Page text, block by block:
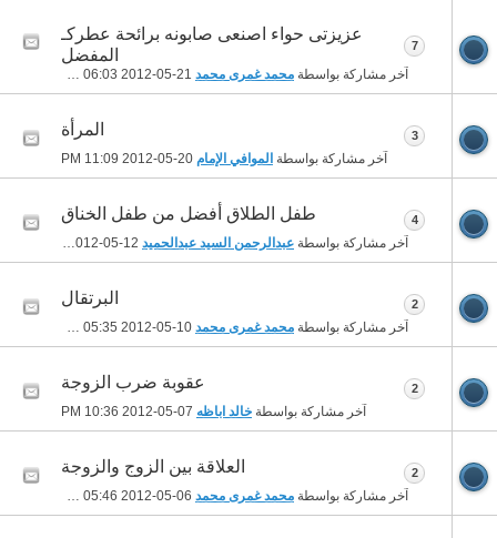
عزيزتى حواء اصنعى صابونه برائحة عطركـ
المفضل
آخر مشاركة بواسطة محمد غمرى محمد 06:03 PM
7
المرأة
آخر مشاركة بواسطة الموافي الإمام 11:09 PM
3
طفل الطلاق أفضل من طفل الخناق
آخر مشاركة بواسطة عبدالرحمن السيد عبدالحميد 06:34 AM
4
البرتقال
آخر مشاركة بواسطة محمد غمرى محمد 05:35 PM
2
عقوبة ضرب الزوجة
آخر مشاركة بواسطة خالد اباظه 10:36 PM
2
العلاقة بين الزوج والزوجة
آخر مشاركة بواسطة محمد غمرى محمد 05:46 PM
2